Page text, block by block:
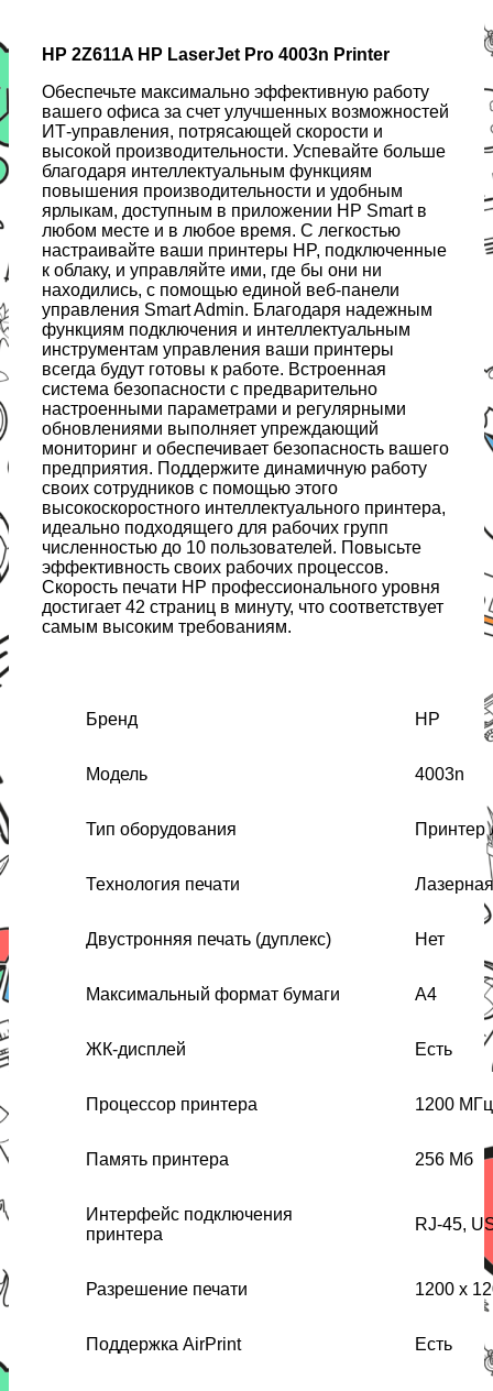
HP 2Z611A HP LaserJet Pro 4003n Printer
Обеспечьте максимально эффективную работу
вашего офиса за счет улучшенных возможностей
ИТ-управления, потрясающей скорости и
высокой производительности. Успевайте больше
благодаря интеллектуальным функциям
повышения производительности и удобным
ярлыкам, доступным в приложении HP Smart в
любом месте и в любое время. С легкостью
настраивайте ваши принтеры HP, подключенные
к облаку, и управляйте ими, где бы они ни
находились, с помощью единой веб-панели
управления Smart Admin. Благодаря надежным
функциям подключения и интеллектуальным
инструментам управления ваши принтеры
всегда будут готовы к работе. Встроенная
система безопасности с предварительно
настроенными параметрами и регулярными
обновлениями выполняет упреждающий
мониторинг и обеспечивает безопасность вашего
предприятия. Поддержите динамичную работу
своих сотрудников с помощью этого
высокоскоростного интеллектуального принтера,
идеально подходящего для рабочих групп
численностью до 10 пользователей. Повысьте
эффективность своих рабочих процессов.
Скорость печати HP профессионального уровня
достигает 42 страниц в минуту, что соответствует
самым высоким требованиям.
Бренд HP
Модель 4003n
Тип оборудования Принтер
Технология печати
Двустронняя печать (дуплекс) Нет
Максимальный формат бумаги А4
ЖК-дисплей Есть
Процессор принтера 1200 МГц
Память принтера 256 Мб
Интерфейс подключения
принтера
RJ-45,
Разрешение печати 1200 x
Поддержка AirPrint Есть